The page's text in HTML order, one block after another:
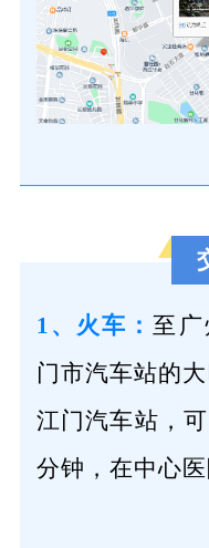
1、火车：至
门市汽车站的
江门汽车站，
分钟，在中心医